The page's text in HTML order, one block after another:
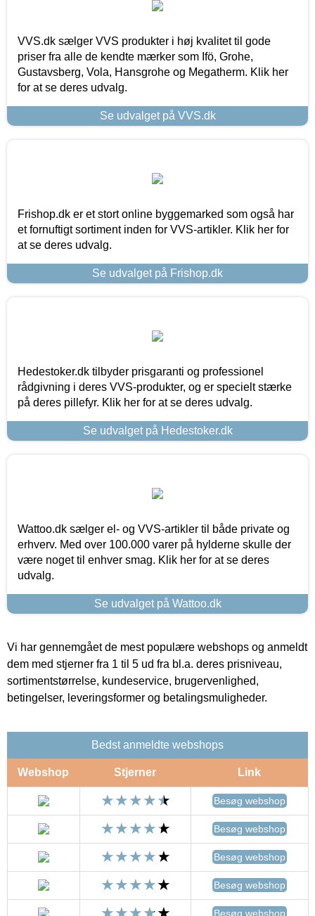
VVS.dk sælger VVS produkter i høj kvalitet til gode
priser fra alle de kendte mærker som Ifö, Grohe,
Gustavsberg, Vola, Hansgrohe og Megatherm. Klik her
for at se deres udvalg.
Se udvalget på VVS.dk
Frishop.dk er et stort online byggemarked som også har
et fornuftigt sortiment inden for VVS-artikler. Klik her for
at se deres udvalg.
Se udvalget på Frishop.dk
Hedestoker.dk tilbyder prisgaranti og professionel
rådgivning i deres VVS-produkter, og er specielt stærke
på deres pillefyr. Klik her for at se deres udvalg.
Se udvalget på Hedestoker.dk
Wattoo.dk sælger el- og VVS-artikler til både private og
erhverv. Med over 100.000 varer på hylderne skulle der
være noget til enhver smag. Klik her for at se deres
udvalg.
Se udvalget på Wattoo.dk
Vi har gennemgået de mest populære webshops og anmeldt
dem med stjerner fra 1 til 5 ud fra bl.a. deres prisniveau,
sortimentstørrelse, kundeservice, brugervenlighed,
betingelser, leveringsformer og betalingsmuligheder.
Bedst anmeldte webshops
Webshop Stjerner Link
Besøg webshop
Besøg webshop
Besøg webshop
Besøg webshop
Besøg webshop